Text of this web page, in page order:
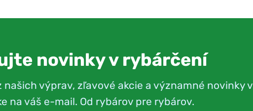
novinky v rybárčení
našich výprav, zľavové akcie a významné novinky v
na váš e-mail. Od rybárov pre rybárov.